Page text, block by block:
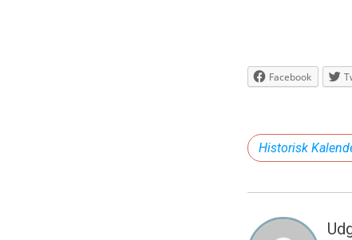
Facebook
Historisk